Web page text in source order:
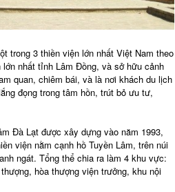
trong 3 thiền viện lớn nhất Việt Nam theo
nhất tỉnh Lâm Đồng, và sở hữu cảnh
quan, chiêm bái, và là nơi khách du lịch
đọng trong tâm hồn, trút bỏ ưu tư,
Đà Lạt được xây dựng vào năm 1993,
viện nằm cạnh hồ Tuyền Lâm, trên núi
ngát. Tổng thể chia ra làm 4 khu vực:
hòa thượng viện trưởng, khu nội